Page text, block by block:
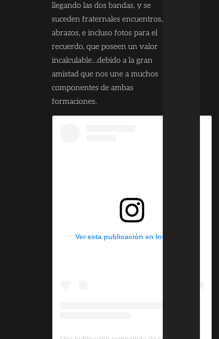
llegando las dos bandas, y se
suceden fraternales encuentros,
abrazos, e incluso fotos para el
recuerdo, que poseen un valor
incalculable…debido a la gran
amistad que nos une a muchos
componentes de ambas
formaciones.
Ver esta publicación en Instagram